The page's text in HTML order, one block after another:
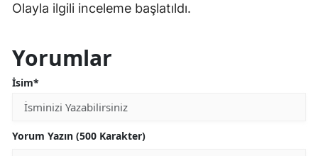
Olayla ilgili inceleme başlatıldı.
Yorumlar
İsim*
Yorum Yazın (500 Karakter)